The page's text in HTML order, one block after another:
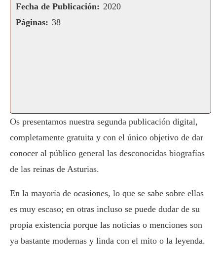
Fecha de Publicación: 2020
Páginas: 38
Os presentamos nuestra segunda publicación digital,
completamente gratuita y con el único objetivo de dar
conocer al público general las desconocidas biografías
de las reinas de Asturias.
En la mayoría de ocasiones, lo que se sabe sobre ellas
es muy escaso; en otras incluso se puede dudar de su
propia existencia porque las noticias o menciones son
ya bastante modernas y linda con el mito o la leyenda.